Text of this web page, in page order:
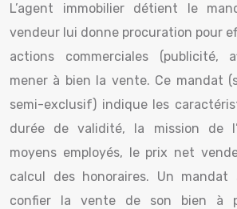
L’agent immobilier détient le
vendeur lui donne procuration pour
actions commerciales (publicité,
mener à bien la vente. Ce mandat
semi-exclusif) indique les
durée de validité, la mission de
moyens employés, le prix net
calcul des honoraires. Un mandat
confier la vente de son bien à